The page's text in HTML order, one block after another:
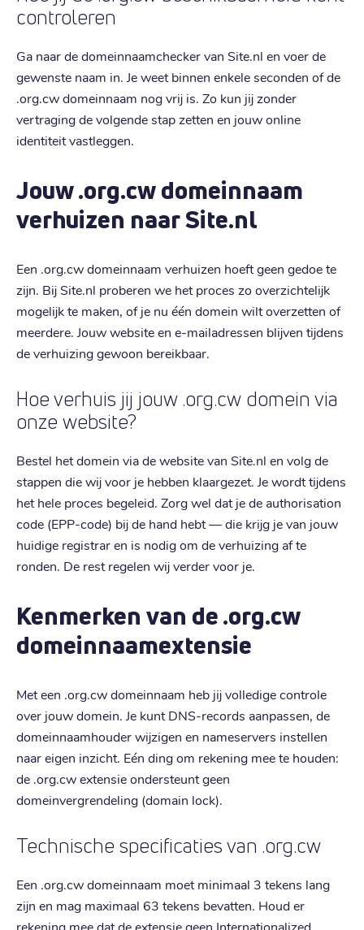
controleren
Ga naar de domeinnaamchecker van Site.nl en voer de
gewenste naam in. Je weet binnen enkele seconden of de
.org.cw domeinnaam nog vrij is. Zo kun jij zonder
vertraging de volgende stap zetten en jouw online
identiteit vastleggen.
Jouw .org.cw domeinnaam
verhuizen naar Site.nl
Een .org.cw domeinnaam verhuizen hoeft geen gedoe te
zijn. Bij Site.nl proberen we het proces zo overzichtelijk
mogelijk te maken, of je nu één domein wilt overzetten of
meerdere. Jouw website en e-mailadressen blijven tijdens
de verhuizing gewoon bereikbaar.
Hoe verhuis jij jouw .org.cw domein via
onze website?
Bestel het domein via de website van Site.nl en volg de
stappen die wij voor je hebben klaargezet. Je wordt tijdens
het hele proces begeleid. Zorg wel dat je de authorisation
code (EPP-code) bij de hand hebt — die krijg je van jouw
huidige registrar en is nodig om de verhuizing af te
ronden. De rest regelen wij verder voor je.
Kenmerken van de .org.cw
domeinnaamextensie
Met een .org.cw domeinnaam heb jij volledige controle
over jouw domein. Je kunt DNS-records aanpassen, de
domeinnaamhouder wijzigen en nameservers instellen
naar eigen inzicht. Eén ding om rekening mee te houden:
de .org.cw extensie ondersteunt geen
domeinvergrendeling (domain lock).
Technische specificaties van .org.cw
Een .org.cw domeinnaam moet minimaal 3 tekens lang
zijn en mag maximaal 63 tekens bevatten. Houd er
rekening mee dat de extensie geen Internationalized